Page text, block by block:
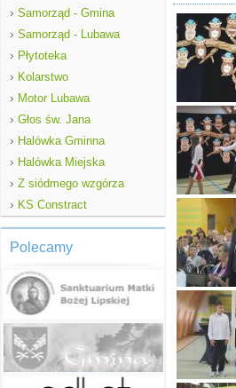
› Samorząd - Gmina
› Samorząd - Lubawa
› Płytoteka
› Kolarstwo
› Motor Lubawa
› Głos św. Jana
› Halówka Gminna
› Halówka Miejska
› Z siódmego wzgórza
› KS Constract
Polecamy